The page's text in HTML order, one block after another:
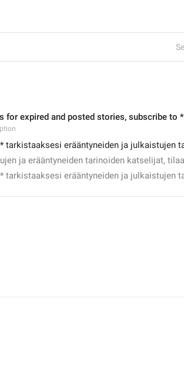
for expired and posted stories, subscribe to
tarkistaaksesi erääntyneiden ja julkaistujen
ja erääntyneiden tarinoiden katselijat,
tarkistaaksesi erääntyneiden ja julkaistujen